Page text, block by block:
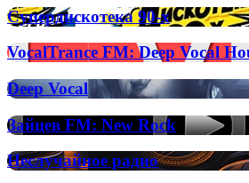
on
Radio
Супердискотека
90-
х
Супердискотека 90-х
VocalTrance
FM:
Deep
Vocal
House
VocalTrance FM: Deep Vocal
Deep
Vocal
Deep Vocal
Зайцев
FM:
New
Rock
Зайцев FM: New Rock
Неслучайное
радио
Неслучайное радио